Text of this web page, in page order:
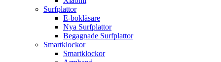
Surfplattor
E-bokläsare
Nya Surfplattor
Begagnade Surfplattor
Smartklockor
Smartklockor